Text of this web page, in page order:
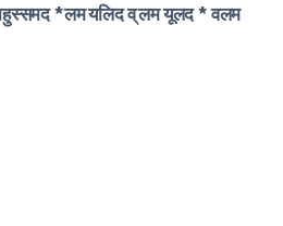
*लम यलिद व् लम यूलद * वलम